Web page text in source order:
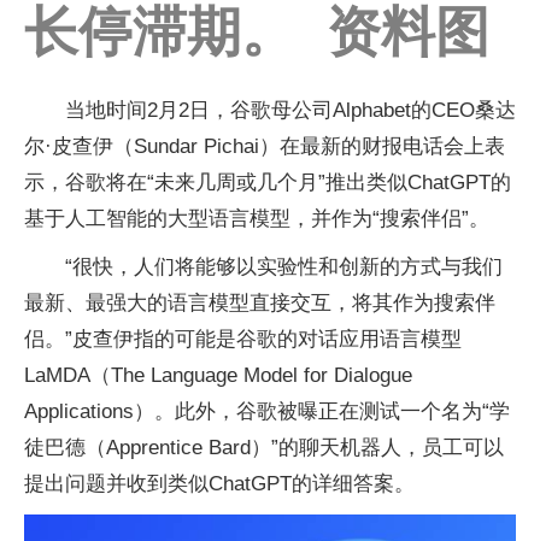
长停滞期。 资料图
当地时间2月2日，谷歌母公司Alphabet的CEO桑达
尔·皮查伊（Sundar Pichai）在最新的财报电话会上表
示，谷歌将在“未来几周或几个月”推出类似ChatGPT的
基于人工智能的大型语言模型，并作为“搜索伴侣”。
“很快，人们将能够以实验性和创新的方式与我们
最新、最强大的语言模型直接交互，将其作为搜索伴
侣。”皮查伊指的可能是谷歌的对话应用语言模型
LaMDA（The Language Model for Dialogue
Applications）。此外，谷歌被曝正在测试一个名为“学
徒巴德（Apprentice Bard）”的聊天机器人，员工可以
提出问题并收到类似ChatGPT的详细答案。